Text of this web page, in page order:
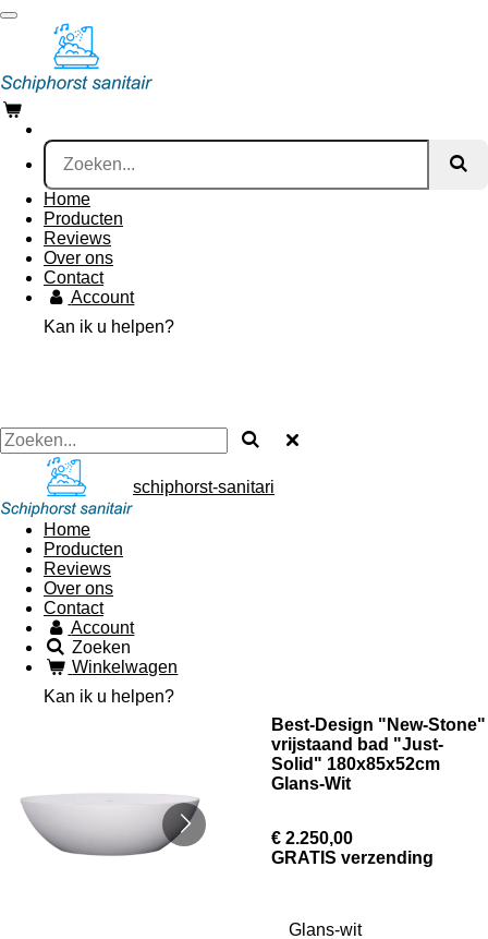
Ga
direct
de
hoofdinhoud
Home
Producten
Reviews
Over ons
Contact
Account
Kan ik u helpen?
schiphorst-sanitari
Home
Producten
Reviews
Over ons
Contact
Account
Zoeken
Winkelwagen
Kan ik u helpen?
Best-Design "New-Stone"
vrijstaand bad "Just-
Solid" 180x85x52cm
Glans-Wit
€ 2.250,00
GRATIS verzending
Glans-wit